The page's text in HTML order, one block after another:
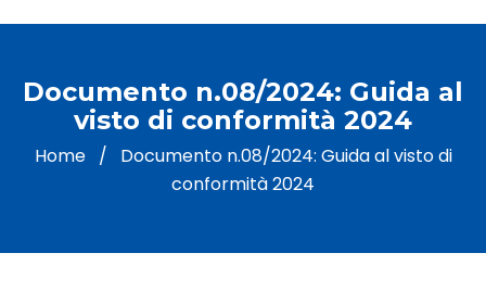
Documento n.08/2024: Guida al
visto di conformità 2024
Home/ Documento n.08/2024: Guida al visto di
conformità 2024